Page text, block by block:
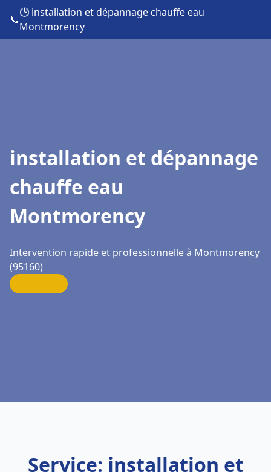
📞
🕒 installation et dépannage chauffe eau
Montmorency
installation et dépannage
chauffe eau
Montmorency
Intervention rapide et professionnelle à Montmorency
(95160)
Service: installation et